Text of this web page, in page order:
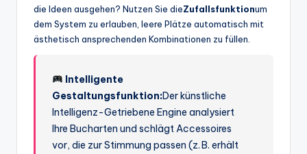
die Ideen ausgehen? Nutzen Sie dieZufallsfunktionum
dem System zu erlauben, leere Plätze automatisch mit
ästhetisch ansprechenden Kombinationen zu füllen.
Intelligente
Gestaltungsfunktion:Der künstliche
Intelligenz-Getriebene Engine analysiert
Ihre Bucharten und schlägt Accessoires
vor, die zur Stimmung passen (z. B. erhält